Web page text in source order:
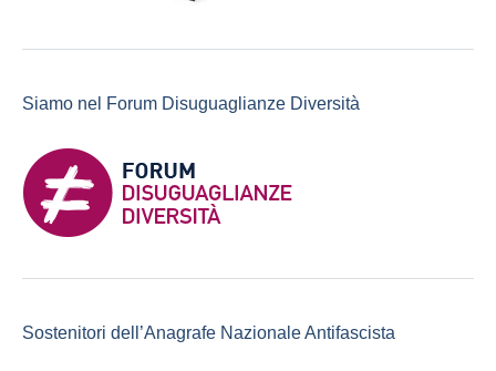
Siamo nel Forum Disuguaglianze Diversità
Sostenitori dell’Anagrafe Nazionale Antifascista